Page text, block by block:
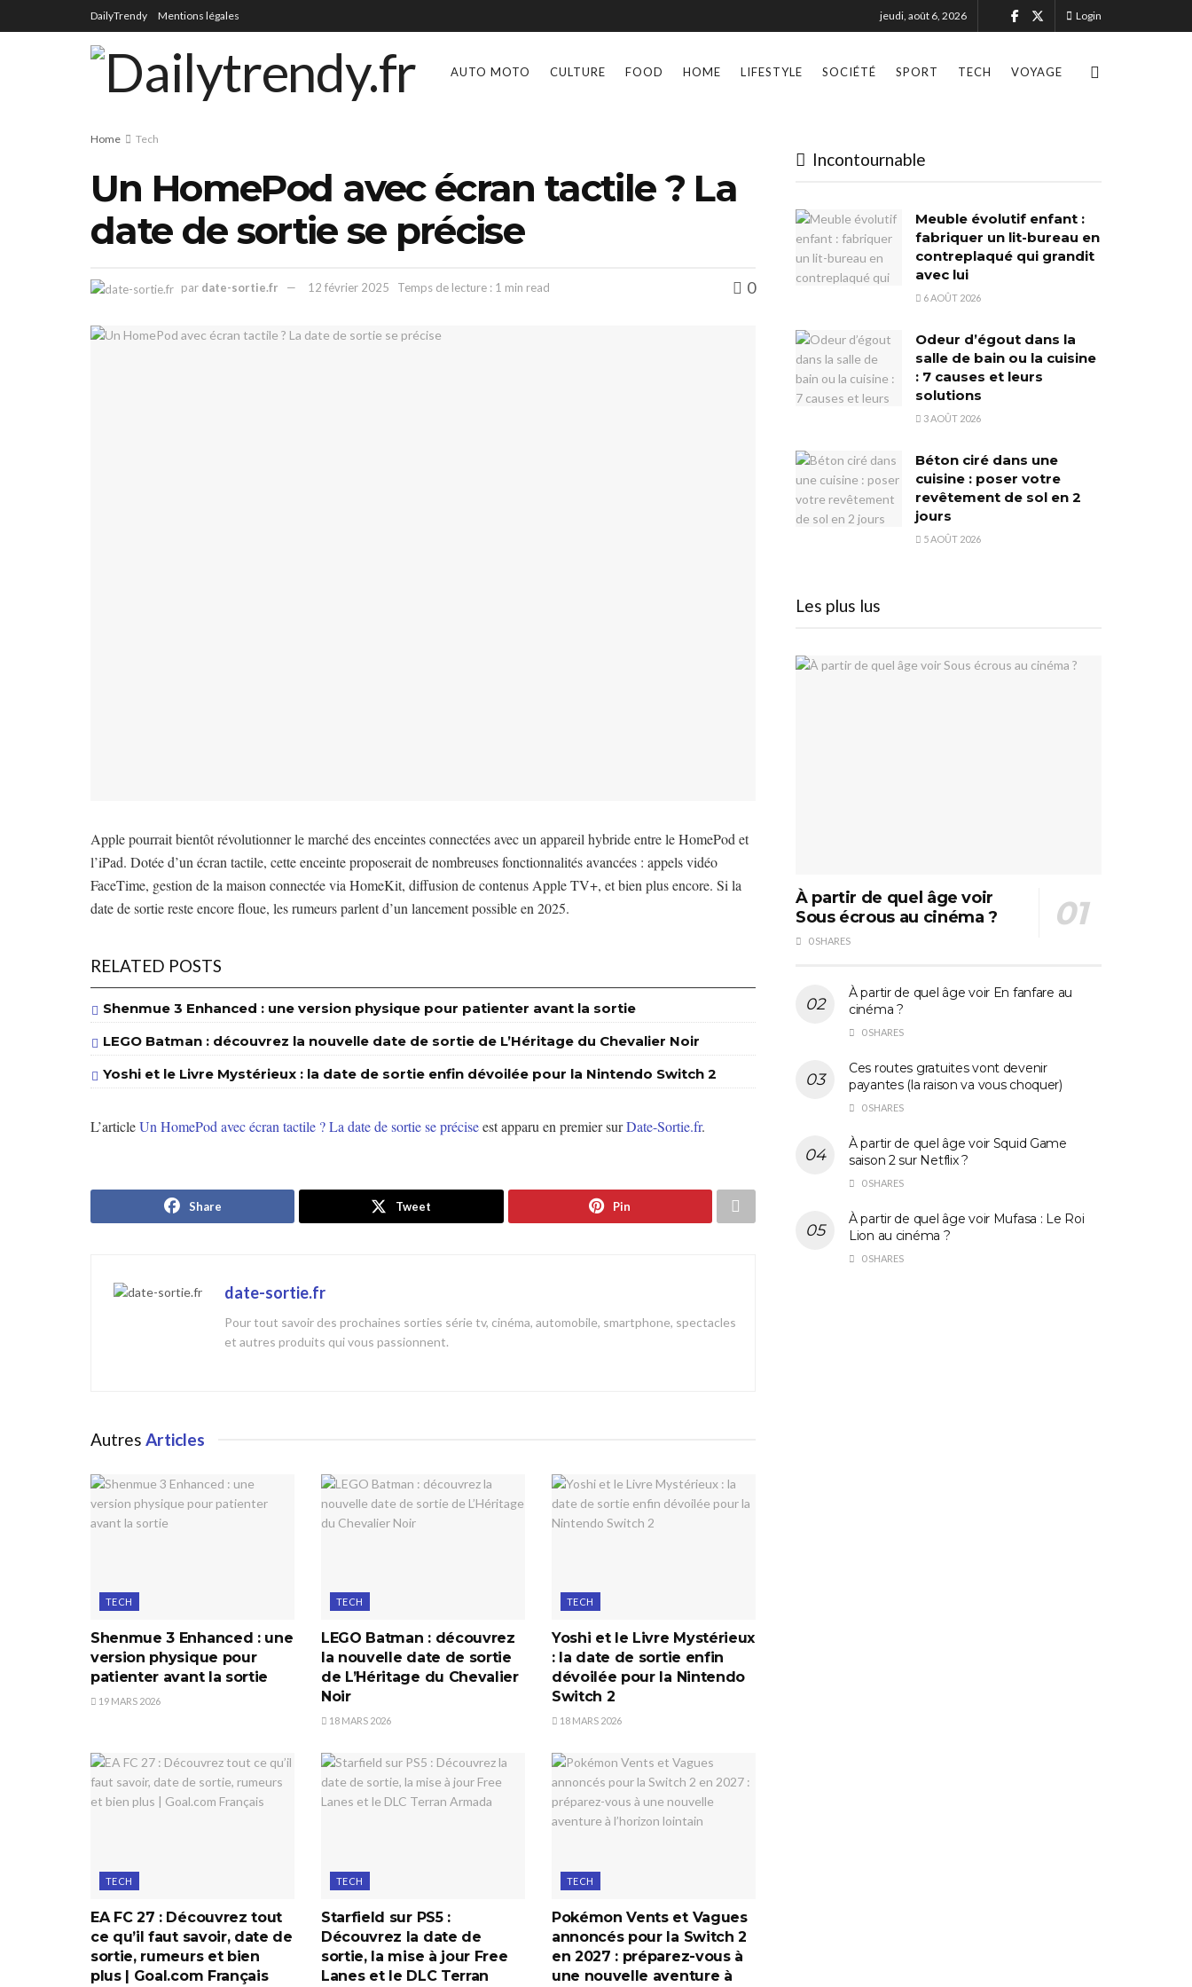
DailyTrendy Mentions légales jeudi, août 6, 2026 Login
AUTO MOTO CULTURE FOOD HOME LIFESTYLE SOCIÉTÉ SPORT TECH VOYAGE
Home Tech
Un HomePod avec écran tactile ? La
date de sortie se précise
par date-sortie.fr 12 février 2025 Temps de lecture : 1 min read 0
Apple pourrait bientôt révolutionner le marché des enceintes connectées avec un appareil hybride entre le HomePod et
l’iPad. Dotée d’un écran tactile, cette enceinte proposerait de nombreuses fonctionnalités avancées : appels vidéo
FaceTime, gestion de la maison connectée via HomeKit, diffusion de contenus Apple TV+, et bien plus encore. Si la
date de sortie reste encore floue, les rumeurs parlent d’un lancement possible en 2025.
RELATED POSTS
Shenmue 3 Enhanced : une version physique pour patienter avant la sortie
LEGO Batman : découvrez la nouvelle date de sortie de L’Héritage du Chevalier Noir
Yoshi et le Livre Mystérieux : la date de sortie enfin dévoilée pour la Nintendo Switch 2
L’articleUn HomePod avec écran tactile ? La date de sortie se préciseest apparu en premier surDate-Sortie.fr.
Share Tweet Pin
date-sortie.fr
Pour tout savoir des prochaines sorties série tv, cinéma, automobile, smartphone, spectacles
et autres produits qui vous passionnent.
Autres Articles
TECH
Shenmue 3 Enhanced : une
version physique pour
patienter avant la sortie
19 MARS 2026
TECH
LEGO Batman : découvrez
la nouvelle date de sortie
de L’Héritage du Chevalier
Noir
18 MARS 2026
TECH
Yoshi et le Livre Mystérieux
: la date de sortie enfin
dévoilée pour la Nintendo
Switch 2
18 MARS 2026
TECH
EA FC 27 : Découvrez tout
ce qu’il faut savoir, date de
sortie, rumeurs et bien
plus | Goal.com Français
TECH
Starfield sur PS5 :
Découvrez la date de
sortie, la mise à jour Free
Lanes et le DLC Terran
TECH
Pokémon Vents et Vagues
annoncés pour la Switch 2
en 2027 : préparez-vous à
une nouvelle aventure à
Incontournable
Meuble évolutif enfant :
fabriquer un lit-bureau en
contreplaqué qui grandit
avec lui
6 AOÛT 2026
Odeur d’égout dans la
salle de bain ou la cuisine
: 7 causes et leurs
solutions
3 AOÛT 2026
Béton ciré dans une
cuisine : poser votre
revêtement de sol en 2
jours
5 AOÛT 2026
Les plus lus
À partir de quel âge voir
Sous écrous au cinéma ?
0 SHARES
À partir de quel âge voir En fanfare au
cinéma ?
0 SHARES
Ces routes gratuites vont devenir
payantes (la raison va vous choquer)
0 SHARES
À partir de quel âge voir Squid Game
saison 2 sur Netflix ?
0 SHARES
À partir de quel âge voir Mufasa : Le Roi
Lion au cinéma ?
0 SHARES